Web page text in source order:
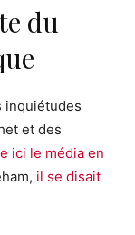
du
inquiétudes
et des
ici le média en
il se disait